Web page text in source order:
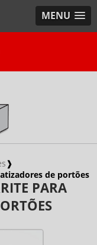
MENU
❱
de portões
PARA